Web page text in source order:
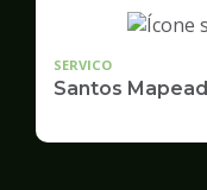
SERVICO
Santos